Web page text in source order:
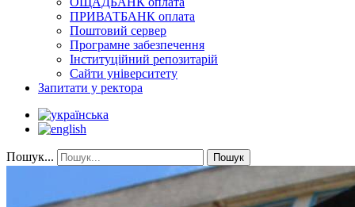
ПРИВАТБАНК оплата
Поштовий сервер
Програмне забезпечення
Інституційний репозитарій
Сайти університету
Запитати у ректора
Пошук... Пошук